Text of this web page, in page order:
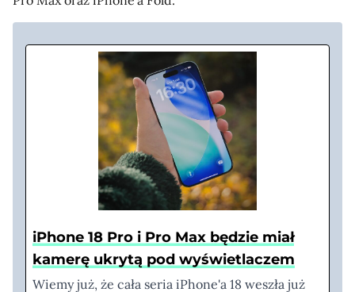
iPhone 18 Pro i Pro Max będzie miał
kamerę ukrytą pod wyświetlaczem
Wiemy już, że cała seria iPhone'a 18 weszła już